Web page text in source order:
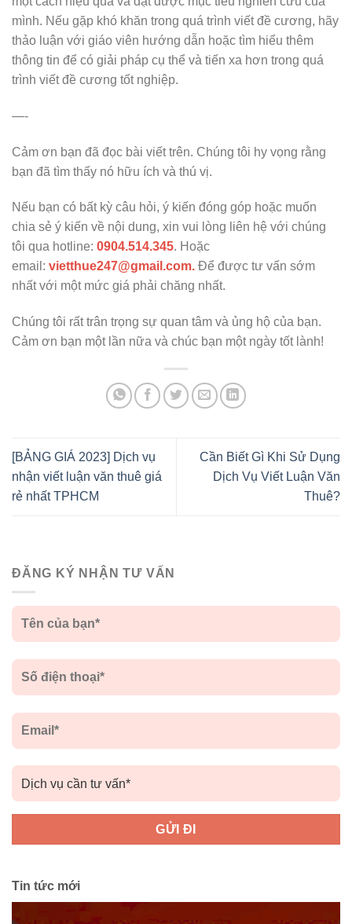
mình. Nếu gặp khó khăn trong quá trình viết đề cương, hãy
thảo luận với giáo viên hướng dẫn hoặc tìm hiểu thêm
thông tin để có giải pháp cụ thể và tiến xa hơn trong quá
trình viết đề cương tốt nghiệp.
—-
Cảm ơn bạn đã đọc bài viết trên. Chúng tôi hy vọng rằng
bạn đã tìm thấy nó hữu ích và thú vị.
Nếu bạn có bất kỳ câu hỏi, ý kiến đóng góp hoặc muốn
chia sẻ ý kiến về nội dung, xin vui lòng liên hệ với chúng
tôi qua hotline: 0904.514.345. Hoặc
email: vietthue247@gmail.com. Để được tư vấn sớm
nhất với một mức giá phải chăng nhất.
Chúng tôi rất trân trọng sự quan tâm và ủng hộ của bạn.
Cảm ơn bạn một lần nữa và chúc bạn một ngày tốt lành!
[BẢNG GIÁ 2023] Dịch vụ
nhận viết luận văn thuê giá
rẻ nhất TPHCM
Cần Biết Gì Khi Sử Dụng
Dịch Vụ Viết Luận Văn
Thuê?
ĐĂNG KÝ NHẬN TƯ VẤN
Tin tức mới